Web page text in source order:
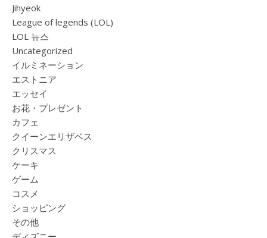
Jihyeok
League of legends (LOL)
LOL 뉴스
Uncategorized
イルミネーション
エストニア
エッセイ
お花・プレゼント
カフェ
クイーンエリザベス
クリスマス
ケーキ
ゲーム
コスメ
ショッピング
その他